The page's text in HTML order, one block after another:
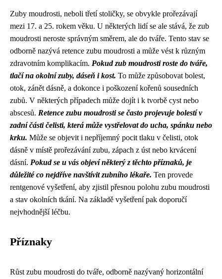
Zuby moudrosti, neboli třetí stoličky, se obvykle prořezávají
mezi 17. a 25. rokem věku. U některých lidí se ale stává, že zub
moudrosti neroste správným směrem, ale do tváře. Tento stav se
odborně nazývá retence zubu moudrosti a může vést k různým
zdravotním komplikacím. Pokud zub moudrosti roste do tváře,
tlačí na okolní zuby, dáseň i kost. To může způsobovat bolest,
otok, zánět dásně, a dokonce i poškození kořenů sousedních
zubů. V některých případech může dojít i k tvorbě cyst nebo
abscesů. Retence zubu moudrosti se často projevuje bolestí v
zadní části čelisti, která může vystřelovat do ucha, spánku nebo
krku. Může se objevit i nepříjemný pocit tlaku v čelisti, otok
dásně v místě prořezávání zubu, zápach z úst nebo krvácení
dásní. Pokud se u vás objeví některý z těchto příznaků, je
důležité co nejdříve navštívit zubního lékaře. Ten provede
rentgenové vyšetření, aby zjistil přesnou polohu zubu moudrosti
a stav okolních tkání. Na základě vyšetření pak doporučí
nejvhodnější léčbu.
Příznaky
Růst zubu moudrosti do tváře, odborně nazývaný horizontální